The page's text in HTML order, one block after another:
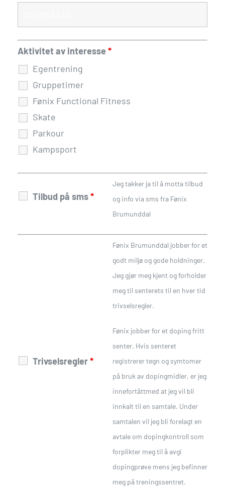
Aktivitet av interesse *
Egentrening
Gruppetimer
Fønix Functional Fitness
Skate
Parkour
Kampsport
Tilbud på sms*
Jeg takker ja til å motta tilbud
og info via sms fra Fønix
Brumunddal
Trivselsregler*
Fønix Brumunddal jobber for et
godt miljø og gode holdninger.
Jeg gjør meg kjent og forholder
meg til senterets til en hver tid
trivselsregler.
Fønix jobber for et doping fritt
senter. Hvis senteret
registrerer tegn og symtomer
på bruk av dopingmidler, er jeg
innefortåttmed at jeg vil bli
innkalt til en samtale. Under
samtalen vil jeg bli forelagt en
avtale om dopingkontroll som
forplikter meg til å avgi
dopingprøve mens jeg befinner
meg på treningssentret.